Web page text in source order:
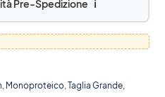
Pre-Spedizione ℹ️
, Monoproteico,Taglia Grande,